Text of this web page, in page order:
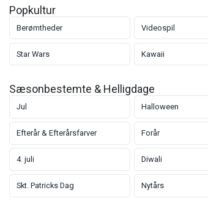
Popkultur
Berømtheder Videospil
Star Wars Kawaii
Sæsonbestemte & Helligdage
Jul Halloween
Efterår & Efterårsfarver Forår
4. juli Diwali
Skt. Patricks Dag Nytårs